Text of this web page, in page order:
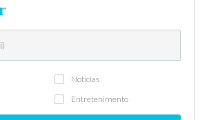
Notícias
Entretenimento